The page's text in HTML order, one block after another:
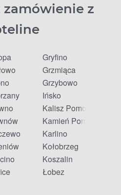
zamówienie z
Gryfino
Grzmiąca
Grzybowo
Ińsko
Kalisz Pomorski
Kamień Pomorski
Karlino
Kołobrzeg
Koszalin
Łobez